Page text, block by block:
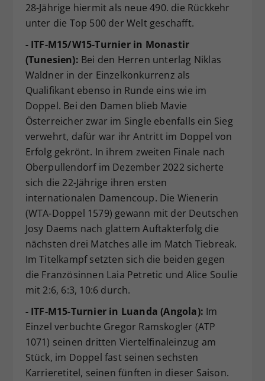
28-Jährige hiermit als neue 490. die Rückkehr
unter die Top 500 der Welt geschafft.
- ITF-M15/W15-Turnier in Monastir
(Tunesien): Bei den Herren unterlag Niklas
Waldner in der Einzelkonkurrenz als
Qualifikant ebenso in Runde eins wie im
Doppel. Bei den Damen blieb Mavie
Österreicher zwar im Single ebenfalls ein Sieg
verwehrt, dafür war ihr Antritt im Doppel von
Erfolg gekrönt. In ihrem zweiten Finale nach
Oberpullendorf im Dezember 2022 sicherte
sich die 22-Jährige ihren ersten
internationalen Damencoup. Die Wienerin
(WTA-Doppel 1579) gewann mit der Deutschen
Josy Daems nach glattem Auftakterfolg die
nächsten drei Matches alle im Match Tiebreak.
Im Titelkampf setzten sich die beiden gegen
die Französinnen Laia Petretic und Alice Soulie
mit 2:6, 6:3, 10:6 durch.
- ITF-M15-Turnier in Luanda (Angola): Im
Einzel verbuchte Gregor Ramskogler (ATP
1071) seinen dritten Viertelfinaleinzug am
Stück, im Doppel fast seinen sechsten
Karrieretitel, seinen fünften in dieser Saison.